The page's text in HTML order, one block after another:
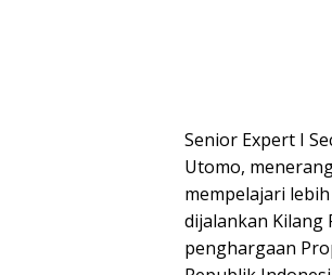
Senior Expert I
Utomo,
mempelajari
dijalankan Kilang
penghargaan